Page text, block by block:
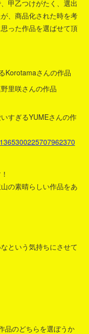
甲乙つけがたく、選出
、商品化された時を考
った作品を選ばせて頂
Korotamaさんの作品
里咲さんの作品
すぎるYUMEさんの作
の素晴らしい作品をあ
という気持ちにさせて
品のどちらを選ぼうか